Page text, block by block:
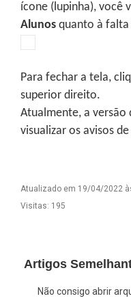
ícone (lupinha), você
Alunos quanto à
Para fechar a tela,
superior direito.
Atualmente, a versão
visualizar os avisos
Atualizado em 19/04/2022
Visitas: 195
Artigos
Não consigo abrir